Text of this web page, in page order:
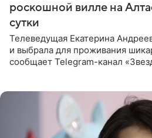
роскошной вилле на
сутки
Телеведущая Екатерина
и выбрала для проживания
сообщает Telegram-канал